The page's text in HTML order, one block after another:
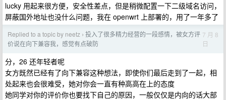
lucky 用起来很方便，安全性差点，但是稍微配置一下二级域名访问，
屏蔽国外地址也没什么问题，我在 openwrt 上部署的，用了一年多了
Replied to a topic by neetz › 投入了很多精力经营的一段感情，被女方评
价说在向下兼容我，感觉有点破防
7 月 8
日
分，26 还年轻者呢
女方既然已经有了向下兼容这种想法，即使你们最后走到了一起，相
处起来也会很难受，她对你会一直有种高高在上的态度
她同学对你的评价你也要找下自己的原因，一般仅仅是内向的话大部